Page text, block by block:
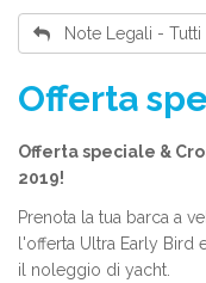
Note Legali - Tutti
Offerta
Offerta speciale &
2019!
Prenota la tua barca a
l'offerta Ultra Early
il noleggio di yacht.